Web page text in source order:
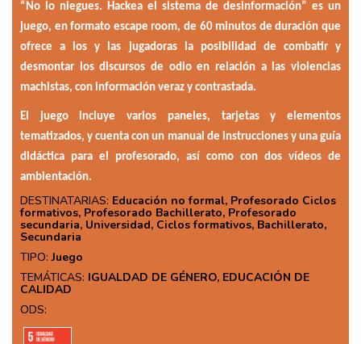
“No lo niegues. Hackea el sistema de desinformación” es un
juego, en formato escape room, de 60 minutos de duración que
ofrece a los y las jugadoras la posibilidad de combatir y
desmontar los discursos de odio en relación a las violencias
machistas, con información veraz y contrastada.
El juego incluye varios paneles, tarjetas y elementos
tematizados, y cuenta con un manual de instrucciones y una guía
didáctica para el profesorado, así como con dos vídeos de
ambientación.
DESTINATARIAS: Educación no formal, Profesorado Ciclos
formativos, Profesorado Bachillerato, Profesorado
secundaria, Universidad, Ciclos formativos, Bachillerato,
Secundaria
TIPO:Juego
TEMÁTICAS: IGUALDAD DE GÉNERO, EDUCACIÓN DE
CALIDAD
ODS: